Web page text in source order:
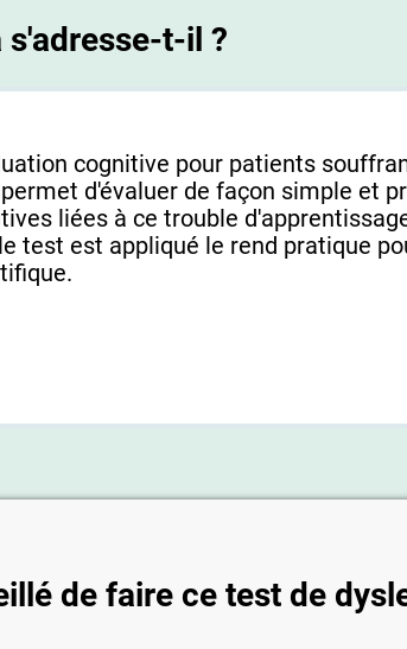
s'adresse-t-il ?
cognitive pour patients
d'évaluer de façon simple et
liées à ce trouble
test est appliqué le rend pratique
de faire ce test de